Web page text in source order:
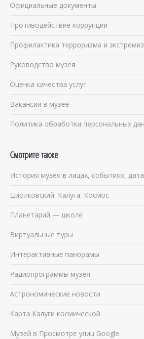
Официальные документы
Противодействие коррупции
Профилактика терроризма и
Руководство музея
Оценка качества услуг
Вакансии в музее
Политика обработки персональных
Смотрите также
История музея в лицах, событиях,
Циолковский. Калуга. Космос
Планетарий — школе
Виртуальные туры
Интерактивные панорамы
Радиопрограммы музея
Астрономические новости
Карта Калуги космической
Музей в Просмотре улиц Google